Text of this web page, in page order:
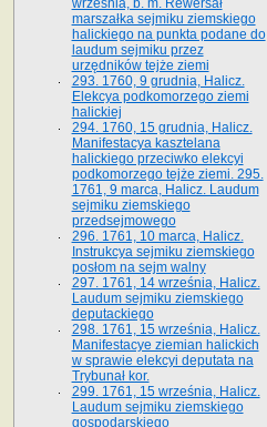
września, b. m. Rewersał
marszałka sejmiku ziemskiego
halickiego na punkta podane do
laudum sejmiku przez
urzędników tejże ziemi
293. 1760, 9 grudnia, Halicz.
Elekcya podkomorzego ziemi
halickiej
294. 1760, 15 grudnia, Halicz.
Manifestacya kasztelana
halickiego przeciwko elekcyi
podkomorzego tejże ziemi. 295.
1761, 9 marca, Halicz. Laudum
sejmiku ziemskiego
przedsejmowego
296. 1761, 10 marca, Halicz.
Instrukcya sejmiku ziemskiego
posłom na sejm walny
297. 1761, 14 września, Halicz.
Laudum sejmiku ziemskiego
deputackiego
298. 1761, 15 września, Halicz.
Manifestacye ziemian halickich
w sprawie elekcyi deputata na
Trybunał kor.
299. 1761, 15 września, Halicz.
Laudum sejmiku ziemskiego
gospodarskiego